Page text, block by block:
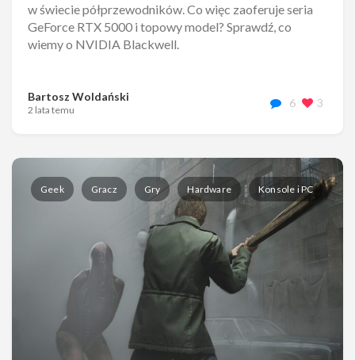
w świecie półprzewodników. Co więc zaoferuje seria
GeForce RTX 5000 i topowy model? Sprawdź, co
wiemy o NVIDIA Blackwell.
Bartosz Woldański
2 lata temu
6 3
Geek Gracz Gry Hardware Konsole i PC